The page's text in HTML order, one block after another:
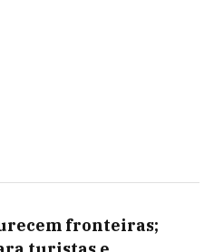
fronteiras;